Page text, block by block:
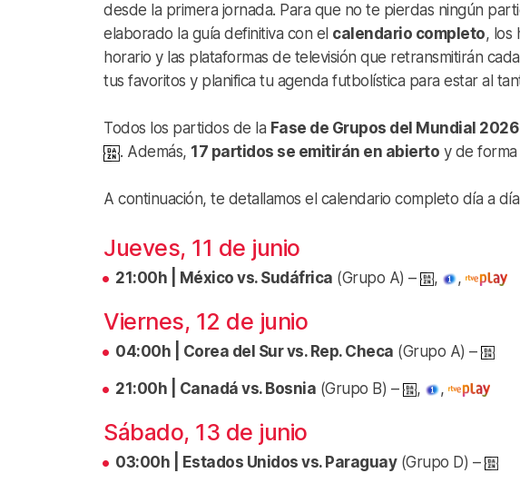
desde la primera jornada. Para que no te pierdas ningún
elaborado la guía definitiva con el calendario completo, los
horario y las plataformas de televisión que retransmitirán
tus favoritos y planifica tu agenda futbolística para estar al
Todos los partidos de la Fase de Grupos del Mundial 2026
. Además, 17 partidos se emitirán en abierto y de
A continuación, te detallamos el calendario completo día a
Jueves, 11 de junio
21:00h | México vs. Sudáfrica (Grupo A) – , ,
Viernes, 12 de junio
04:00h | Corea del Sur vs. Rep. Checa (Grupo A) –
21:00h | Canadá vs. Bosnia (Grupo B) – , ,
Sábado, 13 de junio
03:00h | Estados Unidos vs. Paraguay(Grupo D) –